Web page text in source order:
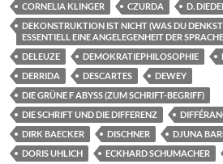
CORNELIA KLINGER
CZURDA D.
DEKONSTRUKTION IST NICHT (WAS DU
ESSENTIELL EINE ANGELEGENHEIT DER
DELEUZE
DEMOKRATIEPHILOSOPHIE
DERRIDA
DESCARTES
DEWEY
DIE GRÜNE F ABYSS (ZUM SCHRIFT-BEGRIFF)
DIE SCHRIFT UND DIE DIFFERENZ
DIRK BAECKER
DISCHNER DJUNA
DORIS UHLICH
ECKHARD SCHUMACHER